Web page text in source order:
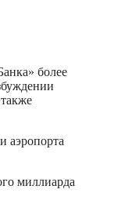
более
миллиарда